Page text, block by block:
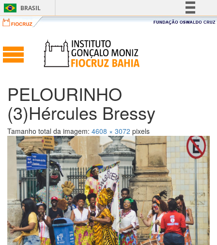
BRASIL
Simplifique!
Acesso à informação
PELOURINHO
(3)Hércules Bressy
Tamanho total da imagem: 4608 × 3072 pixels